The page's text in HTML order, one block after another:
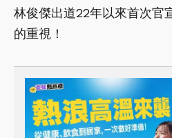
林俊傑出道22年以來首次官
的重視！